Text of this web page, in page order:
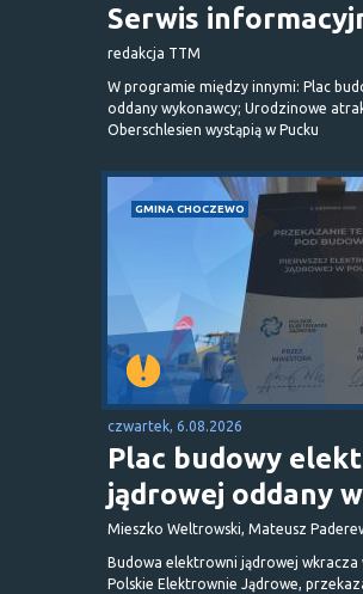
Serwis
redakcja TTM
W programie między innymi: Plac
oddany wykonawcy; Urodzinowe
Oberschlesien wystąpią w Pucku
GMINA CHOCZEWO
czwartek, 6.08.2026
Plac budowy
jądrowej oddany
Mieszko Weltrowski, Mateusz
Budowa elektrowni jądrowej wkracza
Polskie Elektrownie Jądrowe,